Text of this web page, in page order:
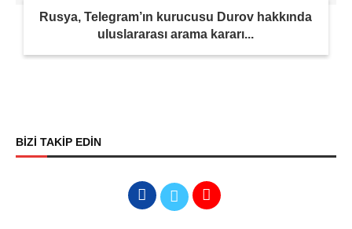
Rusya, Telegram’ın kurucusu Durov hakkında
uluslararası arama kararı...
BİZİ TAKİP EDİN